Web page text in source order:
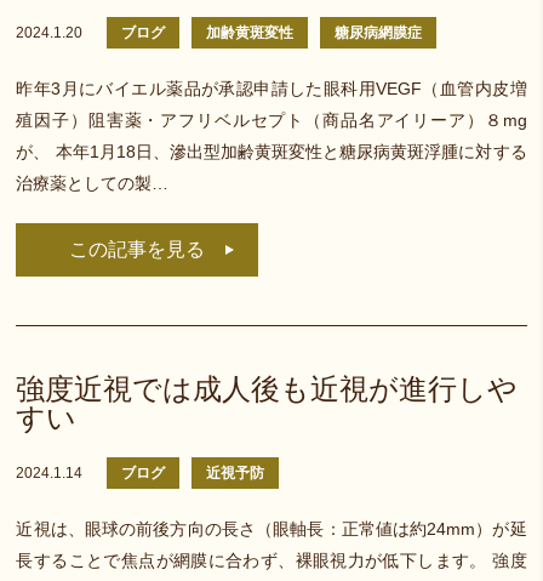
2024.1.20 ブログ 加齢黄斑変性 糖尿病網膜症
昨年3月にバイエル薬品が承認申請した眼科用VEGF（血管内皮増
殖因子）阻害薬・アフリベルセプト（商品名アイリーア）８mg
が、 本年1月18日、滲出型加齢黄斑変性と糖尿病黄斑浮腫に対する
治療薬としての製…
この記事を見る
強度近視では成人後も近視が進行しや
すい
2024.1.14 ブログ 近視予防
近視は、眼球の前後方向の長さ（眼軸長：正常値は約24mm）が延
長することで焦点が網膜に合わず、裸眼視力が低下します。 強度